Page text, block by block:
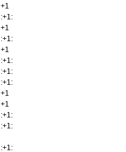
+1
:+1:
+1
:+1:
+1
:+1:
:+1:
:+1:
+1
+1
:+1:
:+1:
:+1: